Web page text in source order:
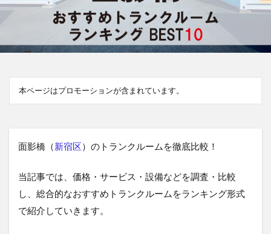
本ページはプロモーションが含まれています。
面影橋（新宿区）のトランクルームを徹底比較！
当記事では、価格・サービス・設備などを調査・比較
し、総合的なおすすめトランクルームをランキング形式
で紹介していきます。